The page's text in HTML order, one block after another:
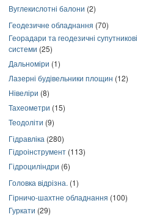
Вуглекислотні балони (2)
Геодезичне обладнання (70)
Георадари та геодезичні супутникові
системи (25)
Дальноміри (1)
Лазерні будівельники площин (12)
Нівеліри (8)
Тахеометри (15)
Теодоліти (9)
Гідравліка (280)
Гідроінструмент (113)
Гідроциліндри (6)
Головка відрізна. (1)
Гірничо-шахтне обладнання (100)
Гуркати (29)